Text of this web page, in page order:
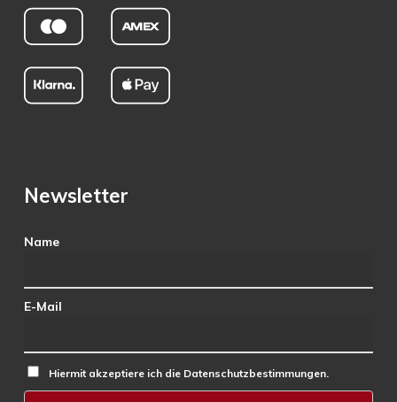
Newsletter
Name
E-Mail
Hiermit akzeptiere ich die Datenschutzbestimmungen.